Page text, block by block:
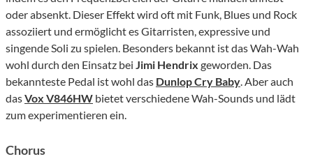
oder absenkt. Dieser Effekt wird oft mit Funk, Blues und Rock
assoziiert und ermöglicht es Gitarristen, expressive und
singende Soli zu spielen. Besonders bekannt ist das Wah-Wah
wohl durch den Einsatz bei Jimi Hendrix geworden. Das
bekannteste Pedal ist wohl das Dunlop Cry Baby. Aber auch
dasVox V846HW bietet verschiedene Wah-Sounds und lädt
zum experimentieren ein.
Chorus